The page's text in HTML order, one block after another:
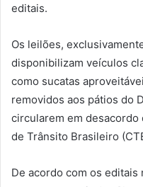
editais.
Os leilões,
disponibilizam veículos
como sucatas
removidos aos pátios do
circularem em
de Trânsito Brasileiro
De acordo com os editais